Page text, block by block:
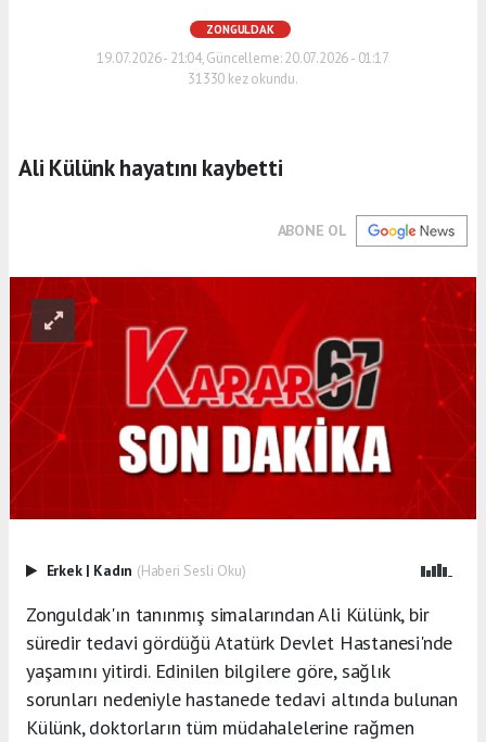
ZONGULDAK
19.07.2026 - 21:04, Güncelleme: 20.07.2026 - 01:17
31330 kez okundu.
Ali Külünk hayatını kaybetti
ABONE OL
Erkek | Kadın (Haberi Sesli Oku)
Zonguldak'ın tanınmış simalarından Ali Külünk, bir
süredir tedavi gördüğü Atatürk Devlet Hastanesi'nde
yaşamını yitirdi. Edinilen bilgilere göre, sağlık
sorunları nedeniyle hastanede tedavi altında bulunan
Külünk, doktorların tüm müdahalelerine rağmen